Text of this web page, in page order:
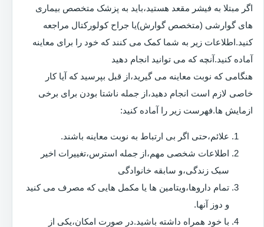
اگر مبتلا به فیشر مقعد هستید،باید به پزشک متخصص بیماری
های گوارشی (متخصص گوارش)یا جراح کولورکتال مراجعه
کنید.اطلاعات زیر به شما کمک می کنند که خود را برای معاینه
آماده کنید.آنچه که می توانید انجام دهید
هنگامی که نوبت معاینه می گیرید،از قبل بپرسید که آیا کار
خاصی لازم است انجام دهید،از جمله ناشتا بودن برای برخی
ازمایش ها.فهرست زیر را آماده کنید:
علائم،حتی اگر بی ارتباط به نوبت معاینه باشند.
اطلاعات شخصی مهم،از جمله استرس،تغییرات اخیر
سبک زندگی،و سابقه خانوادگی
تمام داروها،ویتامین ها یا مکمل هایی که مصرف می کنید
و دوز آنها.
با خود همراه داشته باشید.در صورت امکان،یکی از